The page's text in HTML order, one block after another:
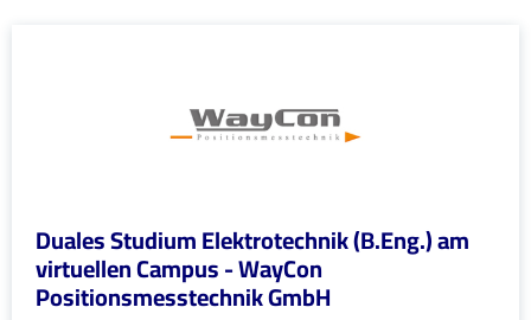
Duales Studium Elektrotechnik (B.Eng.) am
virtuellen Campus - WayCon
Positionsmesstechnik GmbH